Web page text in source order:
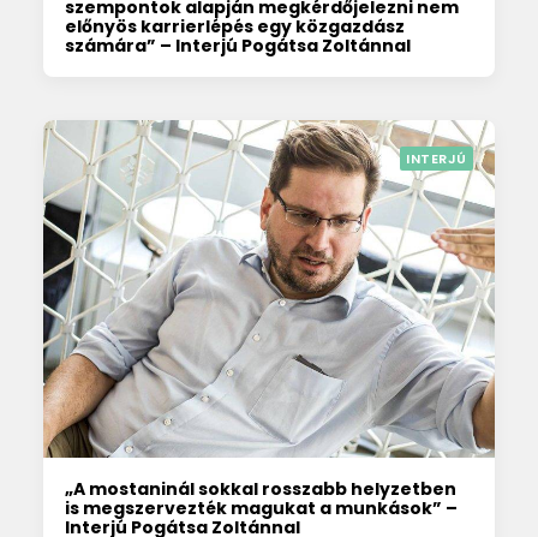
szempontok alapján megkérdőjelezni nem
előnyös karrierlépés egy közgazdász
számára” – Interjú Pogátsa Zoltánnal
INTERJÚ
„A mostaninál sokkal rosszabb helyzetben
is megszervezték magukat a munkások” –
Interjú Pogátsa Zoltánnal